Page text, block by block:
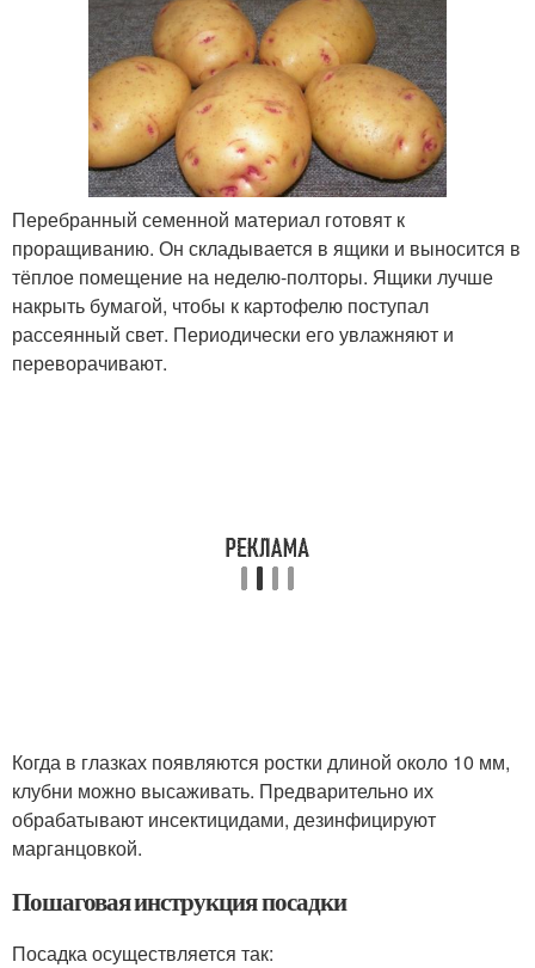
Перебранный семенной материал готовят к
проращиванию. Он складывается в ящики и выносится в
тёплое помещение на неделю-полторы. Ящики лучше
накрыть бумагой, чтобы к картофелю поступал
рассеянный свет. Периодически его увлажняют и
переворачивают.
Когда в глазках появляются ростки длиной около 10 мм,
клубни можно высаживать. Предварительно их
обрабатывают инсектицидами, дезинфицируют
марганцовкой.
Пошаговая инструкция посадки
Посадка осуществляется так: